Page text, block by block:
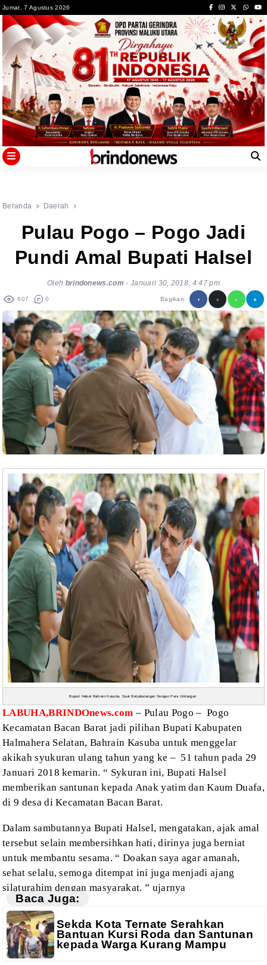
to
content
Jumat, 7 Agustus 2026
Beranda Daerah
Pulau Pogo – Pogo Jadi
Pundi Amal Bupati Halsel
Oleh brindonews.com -Januari 30, 2018, 4:47 pm
607 0 Bagikan:
Bupati Halsel Bahrain Kasuba, Saat Berjabatangan Dengan Para Undangan
LABUHA,BRINDOnews.com – Pulau Pogo – Pogo
Kecamatan Bacan Barat jadi pilihan Bupati Kabupaten
Halmahera Selatan, Bahrain Kasuba untuk menggelar
akikah syukuran ulang tahun yang ke – 51 tahun pada 29
Januari 2018 kemarin. “ Sykuran ini, Bupati Halsel
memberikan santunan kepada Anak yatim dan Kaum Duafa,
di 9 desa di Kecamatan Bacan Barat.
Dalam sambutannya Bupati Halsel, mengatakan, ajak amal
tersebut selain membersihkanhati, dirinya juga berniat
untuk membantu sesama. “ Doakan saya agar amanah,
sehat selalu, semoga ditempat ini juga menjadi ajang
silaturahim dengan masyarakat. ” ujarnya
Baca Juga:
Sekda Kota Ternate Serahkan
Bantuan Kursi Roda dan Santunan
kepada Warga Kurang Mampu